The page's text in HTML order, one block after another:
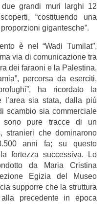
grandi muri larghi 12
“costituendo una
gigantesche”.
è nel “Wadi Tumilat”,
via di comunicazione tra
dei faraoni e la Palestina,
percorsa da eserciti,
ha ricordato la
l’area sia stata, dalla più
scambio sia commerciale
pure tracce di un
stranieri che dominarono
anni fa; su questo
fortezza successiva. Lo
da Maria Cristina
Egizia del Museo
supporre che la struttura
precedente in epoca